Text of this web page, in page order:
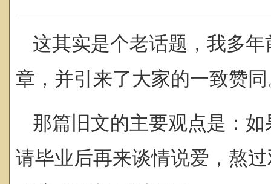
这其实是个老话题，我多
章，并引来了大家的一致赞
那篇旧文的主要观点是：
请毕业后再来谈情说爱，熬